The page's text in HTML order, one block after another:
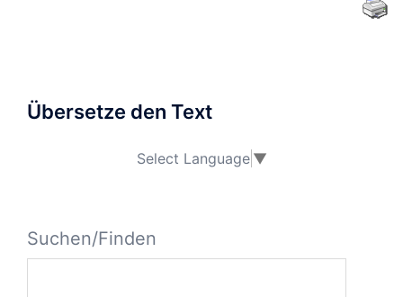
Übersetze den Text
Select Language ▼
Suchen/Finden